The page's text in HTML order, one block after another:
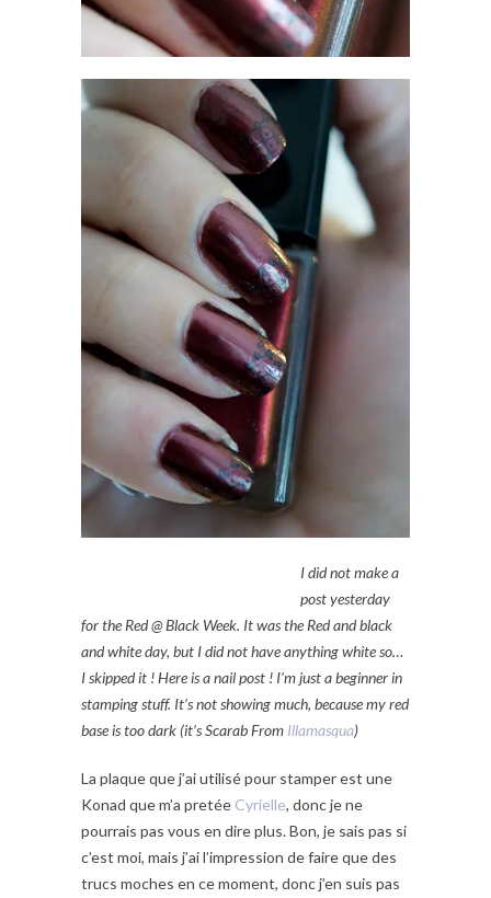
I did not make a
post yesterday
for the Red @ Black Week. It was the Red and black
and white day, but I did not have anything white so…
I skipped it ! Here is a nail post ! I’m just a beginner in
stamping stuff. It’s not showing much, because my red
base is too dark (it’s Scarab From Illamasqua)
La plaque que j’ai utilisé pour stamper est une
Konad que m’a pretée Cyrielle, donc je ne
pourrais pas vous en dire plus. Bon, je sais pas si
c’est moi, mais j’ai l’impression de faire que des
trucs moches en ce moment, donc j’en suis pas